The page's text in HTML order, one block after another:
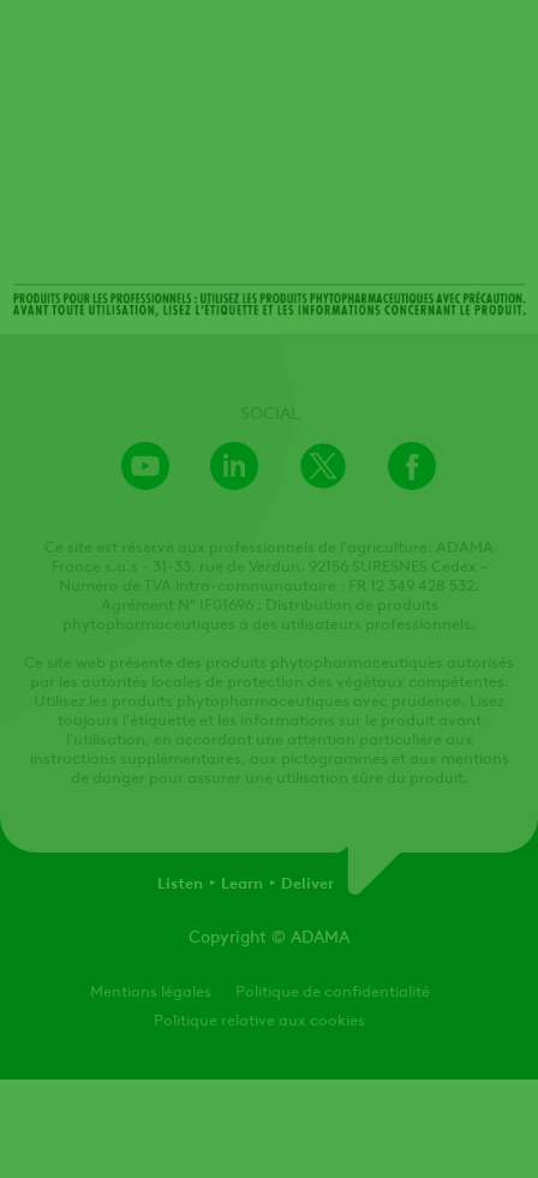
Youtube
Channel
LinkedIn
Ce site est réservé aux professionnels de l'agriculture. ADAMA
France s.a.s - 31-33, rue de Verdun, 92156 SURESNES Cedex -
Numéro de TVA intra-communautaire : FR 12 349 428 532.
Agrément N° IF01696 : Distribution de produits
phytopharmaceutiques à des utilisateurs professionnels.
Ce site web présente des produits phytopharmaceutiques autorisés
par les autorités locales de protection des végétaux compétentes.
Utilisez les produits phytopharmaceutiques avec prudence. Lisez
toujours l'étiquette et les informations sur le produit avant
l'utilisation, en accordant une attention particulière aux
instructions supplémentaires, aux pictogrammes et aux mentions
de danger pour assurer une utilisation sûre du produit.
Legal
Mentions légales
Politique de confidentialité
Politique relative aux cookies
Listen Learn Deliver
Copyright © ADAMA